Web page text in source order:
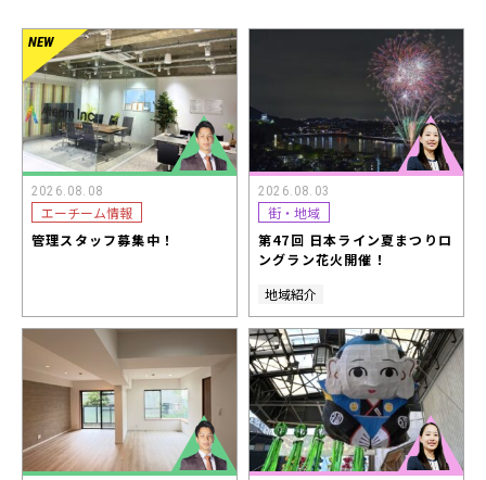
2026.08.08
エーチーム情報
管理スタッフ募集中！
2026.08.03
街・地域
第47回 日本ライン夏まつりロ
ングラン花火開催！
地域紹介